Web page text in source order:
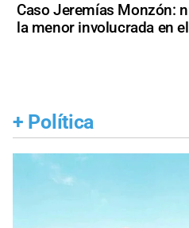
Caso Jeremías Monzón:
la menor involucrada en
+ Política